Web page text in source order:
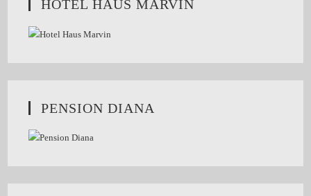
HOTEL HAUS MARVIN
PENSION DIANA